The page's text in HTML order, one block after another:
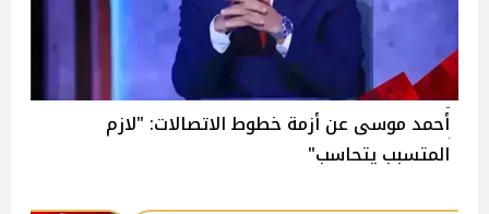
أحمد موسى عن أزمة خطوط الاتصالات: "لازم
المتسبب يتحاسب"